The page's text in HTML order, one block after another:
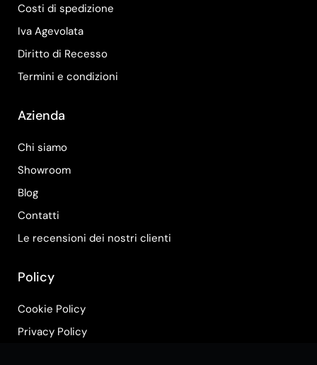
Costi di spedizione
Iva Agevolata
Diritto di Recesso
Termini e condizioni
Azienda
Chi siamo
Showroom
Blog
Contatti
Le recensioni dei nostri clienti
Policy
Cookie Policy
Privacy Policy